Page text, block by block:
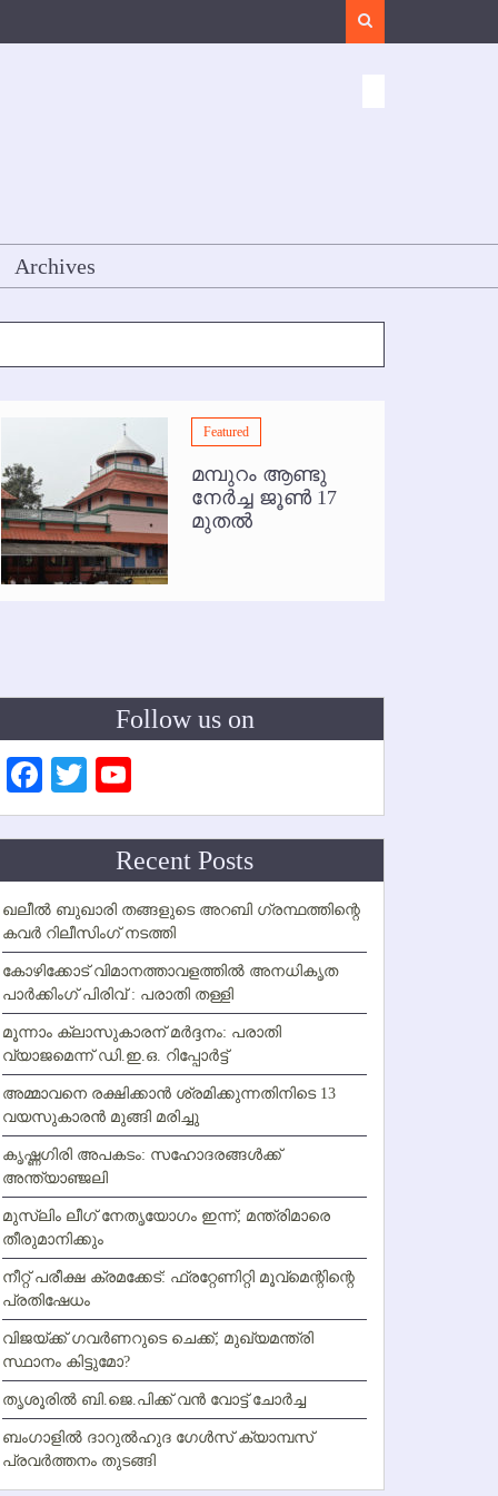
Archives
Featured
മമ്പുറം ആണ്ടു
നേര്‍ച്ച ജൂണ്‍ 17
മുതല്‍
Follow us on
Facebook
Twitter
Channel
Recent Posts
ഖലീല്‍ ബുഖാരി തങ്ങളുടെ അറബി ഗ്രന്ഥത്തിന്റെ
കവര്‍ റിലീസിംഗ് നടത്തി
കോഴിക്കോട് വിമാനത്താവളത്തില്‍ അനധികൃത
പാര്‍ക്കിംഗ് പിരിവ് : പരാതി തള്ളി
മൂന്നാം ക്ലാസുകാരന് മര്‍ദ്ദനം: പരാതി
വ്യാജമെന്ന് ഡി.ഇ.ഒ. റിപ്പോര്‍ട്ട്
അമ്മാവനെ രക്ഷിക്കാന്‍ ശ്രമിക്കുന്നതിനിടെ 13
വയസുകാരന്‍ മുങ്ങി മരിച്ചു
കൃഷ്ണഗിരി അപകടം: സഹോദരങ്ങള്‍ക്ക്
അന്ത്യാഞ്ജലി
മുസ്ലിം ലീഗ് നേതൃയോഗം ഇന്ന്; മന്ത്രിമാരെ
തീരുമാനിക്കും
നീറ്റ് പരീക്ഷ ക്രമക്കേട്: ഫ്രറ്റേണിറ്റി മൂവ്‌മെന്റിന്റെ
പ്രതിഷേധം
വിജയ്ക്ക് ഗവര്‍ണറുടെ ചെക്ക്; മുഖ്യമന്ത്രി
സ്ഥാനം കിട്ടുമോ?
തൃശൂരില്‍ ബി.ജെ.പിക്ക് വന്‍ വോട്ട് ചോര്‍ച്ച
ബംഗാളില്‍ ദാറുല്‍ഹുദ ഗേള്‍സ് ക്യാമ്പസ്
പ്രവര്‍ത്തനം തുടങ്ങി